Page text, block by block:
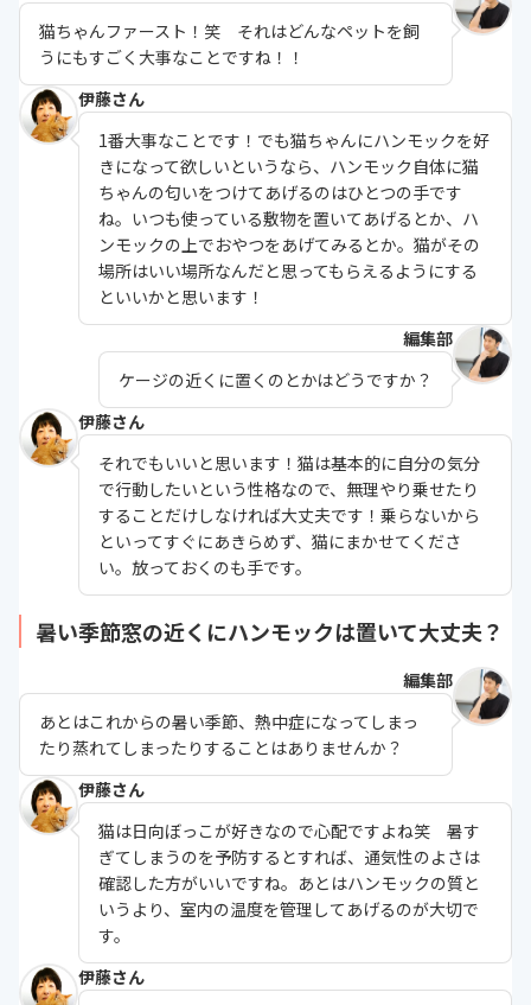
猫ちゃんファースト！笑 それはどんなペットを飼
うにもすごく大事なことですね！！
伊藤さん
1番大事なことです！でも猫ちゃんにハンモックを好
きになって欲しいというなら、ハンモック自体に猫
ちゃんの匂いをつけてあげるのはひとつの手です
ね。いつも使っている敷物を置いてあげるとか、ハ
ンモックの上でおやつをあげてみるとか。猫がその
場所はいい場所なんだと思ってもらえるようにする
といいかと思います！
編集部
ケージの近くに置くのとかはどうですか？
伊藤さん
それでもいいと思います！猫は基本的に自分の気分
で行動したいという性格なので、無理やり乗せたり
することだけしなければ大丈夫です！乗らないから
といってすぐにあきらめず、猫にまかせてくださ
い。放っておくのも手です。
暑い季節窓の近くにハンモックは置いて大丈夫？
編集部
あとはこれからの暑い季節、熱中症になってしまっ
たり蒸れてしまったりすることはありませんか？
伊藤さん
猫は日向ぼっこが好きなので心配ですよね笑 暑す
ぎてしまうのを予防するとすれば、通気性のよさは
確認した方がいいですね。あとはハンモックの質と
いうより、室内の温度を管理してあげるのが大切で
す。
伊藤さん